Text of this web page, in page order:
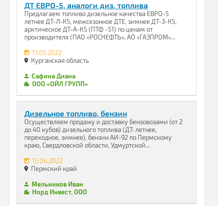
ДТ ЕВРО-5, аналоги диз. топлива
Предлагаем топливо дизельное качества ЕВРО-5
летнее ДТ-Л-К5, межсезонное ДТЕ, зимнее ДТ-З-К5,
арктическое ДТ-А-К5 (ПТФ -51) по ценам от
производителя (ПАО «РОСНЕФТЬ», АО «ГАЗПРОМ»...
17.05.2022
Курганская область
Сафина Диана
ООО «ОЙЛ ГРУПП»
Дизельное топливо, бензин
Осуществляем продажу и доставку бензовозами (от 2
до 40 кубов) дизельного топлива (ДТ: летнее,
переходное, зимнее), бензин АИ-92 по Пермскому
краю, Свердловской области, Удмуртской...
15.04.2022
Пермский край
Мельников Иван
Норд Инвест, ООО